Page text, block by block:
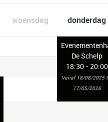
woensdag donderdag
De Schelp
18:30 - 20:00
Vanaf 18/08/2025
17/05/2026